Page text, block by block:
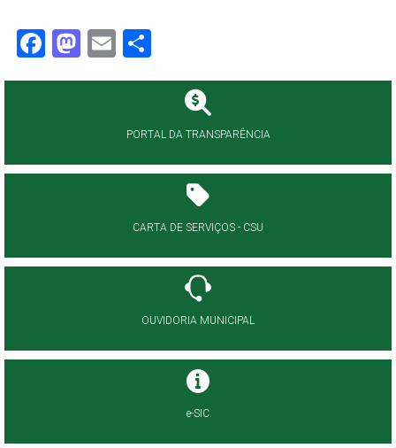
Facebook
Mastodon
Email
PORTAL DA TRANSPARÊNCIA
CARTA DE SERVIÇOS - CSU
OUVIDORIA MUNICIPAL
e-SIC